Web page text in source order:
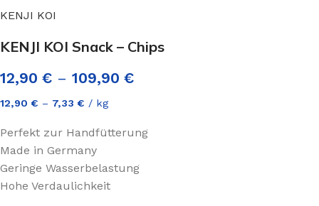
KENJI KOI
KENJI KOI Snack – Chips
12,90 € – 109,90 €
12,90 € – 7,33 € / kg
Perfekt zur Handfütterung
Made in Germany
Geringe Wasserbelastung
Hohe Verdaulichkeit